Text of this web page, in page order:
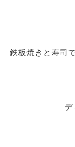
鉄板焼きと寿司
デ